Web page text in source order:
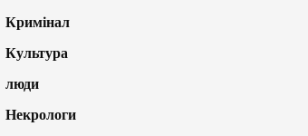
Кримінал
Культура
люди
Некрологи